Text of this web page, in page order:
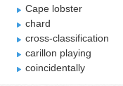
Cape lobster
chard
cross-classification
carillon playing
coincidentally